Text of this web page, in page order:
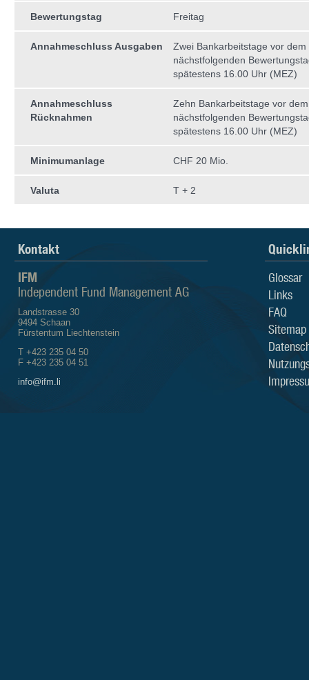
Bewertungstag Freitag
Annahmeschluss Ausgaben
Zwei Bankarbeitstage vor dem
nächstfolgenden
spätestens 16.00 Uhr (MEZ)
Annahmeschluss
Rücknahmen
Zehn Bankarbeitstage vor dem
nächstfolgenden
spätestens 16.00 Uhr (MEZ)
Minimumanlage CHF 20 Mio.
Valuta T + 2
Kontakt
IFM
Independent Fund Management AG
Landstrasse 30
9494 Schaan
Fürstentum Liechtenstein
T +423 235 04 50
F +423 235 04 51
info@ifm.li
Glossar
Links
FAQ
Sitemap